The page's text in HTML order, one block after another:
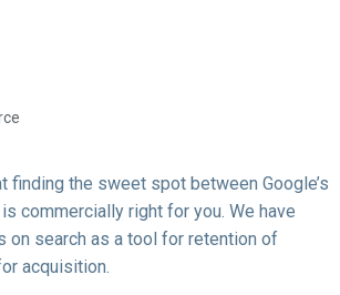
finding the sweet spot between Google’s
commercially right for you. We have
on search as a tool for retention of
acquisition.